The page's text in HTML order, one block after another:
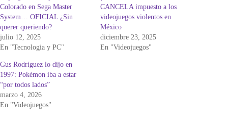
Colorado en Sega Master
System… OFICIAL ¿Sin
querer queriendo?
julio 12, 2025
En "Tecnologia y PC"
CANCELA impuesto a los
videojuegos violentos en
México
diciembre 23, 2025
En "Videojuegos"
Gus Rodríguez lo dijo en
1997: Pokémon iba a estar
“por todos lados”
marzo 4, 2026
En "Videojuegos"